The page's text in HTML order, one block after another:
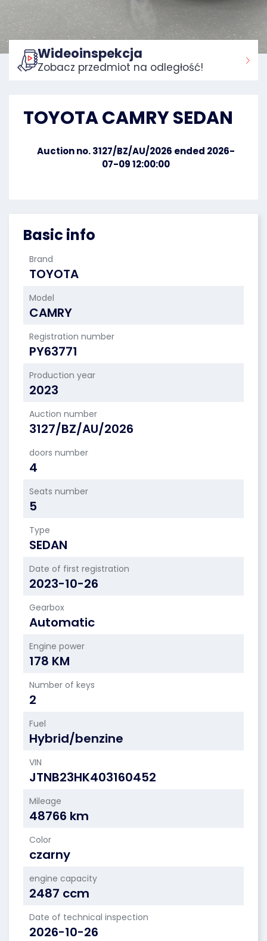
Home:
Basic info
Brand
TOYOTA
Model
CAMRY
Registration number
PY63771
Production year
2023
Auction number
3127/BZ/AU/2026
doors number
4
Seats number
5
Type
SEDAN
Date of first registration
2023-10-26
Gearbox
Automatic
Engine power
178 KM
Number of keys
2
Fuel
Hybrid/benzine
VIN
JTNB23HK403160452
Mileage
48766 km
Color
czarny
engine capacity
2487 ccm
Date of technical inspection
2026-10-26
Wideoinspekcja
Zobacz przedmiot na odległość!
TOYOTA CAMRY SEDAN
Auction no. 3127/BZ/AU/2026 ended 2026-
07-09 12:00:00